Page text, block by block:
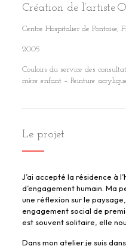
Création de l’artiste
Centre Hospitalier de Pontoise,
2005
Couloirs du service des
mère enfant – Peinture
Le projet
J’ai accepté la résidence à
d’engagement humain. Ma
une réflexion sur le paysage,
engagement social de
est souvent solitaire, elle
Dans mon atelier je suis